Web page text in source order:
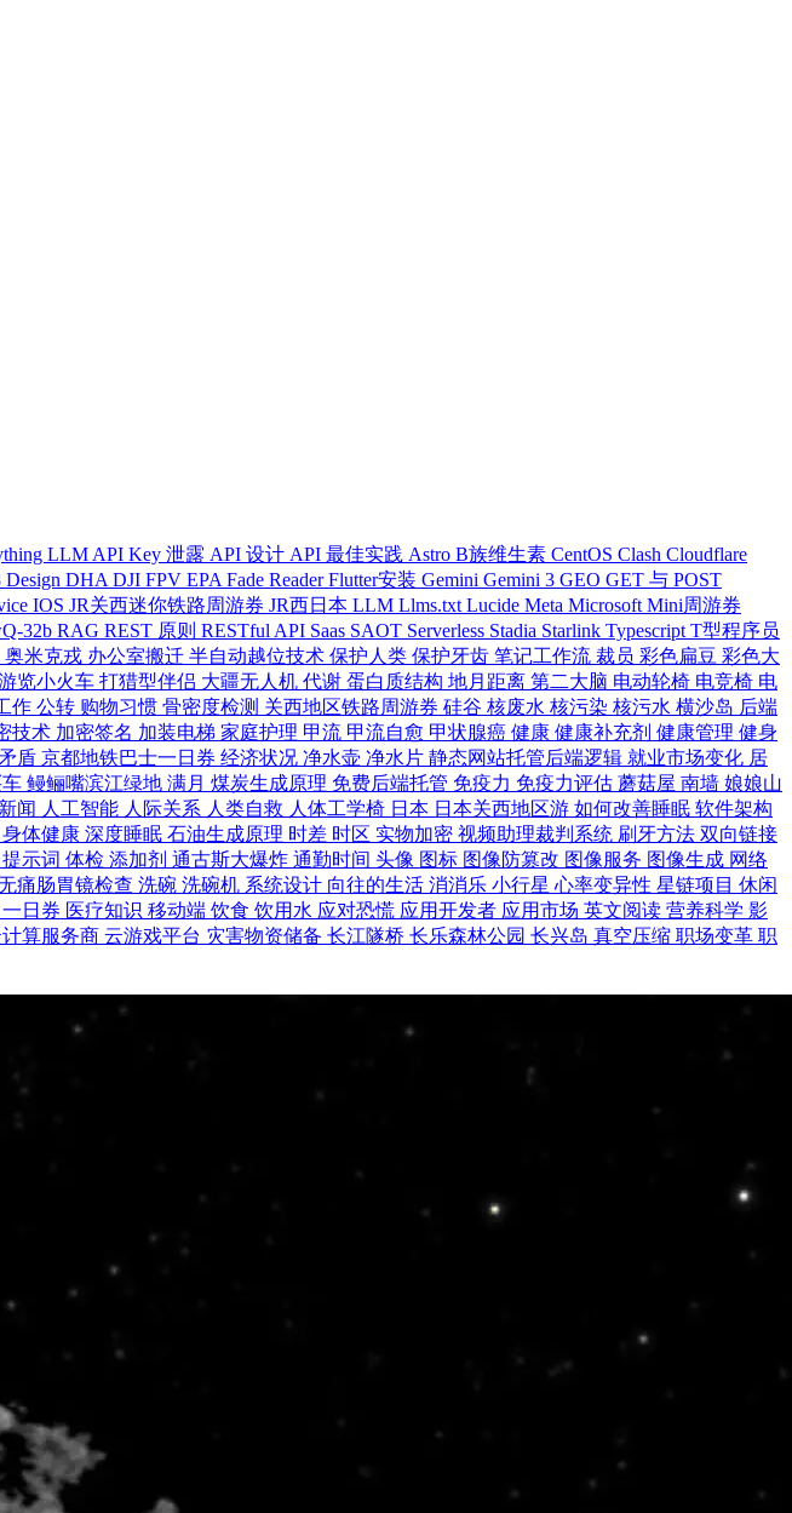
LLM API Key 泄露 API 设计 API 最佳实践 Astro B族维生素 CentOS Clash Cloudflare
Design DHA DJI FPV EPA Fade ReaderFlutter安装 Gemini Gemini 3 GEO GET 与 POST
IOS JR关西迷你铁路周游券 JR西日本 LLM Llms.txt Lucide Meta Microsoft Mini周游券
32b RAG REST 原则 RESTful API Saas SAOT Serverless Stadia Starlink Typescript T型程序员
奥米克戎 办公室搬迁 半自动越位技术 保护人类 保护牙齿 笔记工作流 裁员 彩色扁豆 彩色大
览小火车 打猎型伴侣 大疆无人机 代谢 蛋白质结构 地月距离 第二大脑 电动轮椅 电竞椅 电
作 公转 购物习惯 骨密度检测 关西地区铁路周游券 硅谷 核废水 核污染 核污水 横沙岛 后端
技术 加密签名 加装电梯 家庭护理 甲流 甲流自愈 甲状腺癌 健康 健康补充剂 健康管理 健身
盾 京都地铁巴士一日券 经济状况 净水壶 净水片 静态网站托管后端逻辑 就业市场变化 居
鳗鲡嘴滨江绿地 满月 煤炭生成原理 免费后端托管 免疫力 免疫力评估 蘑菇屋 南墙 娘娘山
闻 人工智能 人际关系 人类自救 人体工学椅 日本 日本关西地区游 如何改善睡眠 软件架构
身体健康 深度睡眠 石油生成原理 时差 时区 实物加密 视频助理裁判系统 刷牙方法 双向链接
提示词 体检 添加剂 通古斯大爆炸 通勤时间 头像 图标 图像防篡改 图像服务 图像生成 网络
痛肠胃镜检查 洗碗 洗碗机 系统设计 向往的生活 消消乐 小行星 心率变异性 星链项目 休闲
一日券 医疗知识 移动端 饮食 饮用水 应对恐慌 应用开发者 应用市场 英文阅读 营养科学 影
算服务商 云游戏平台 灾害物资储备 长江隧桥 长乐森林公园 长兴岛 真空压缩 职场变革 职